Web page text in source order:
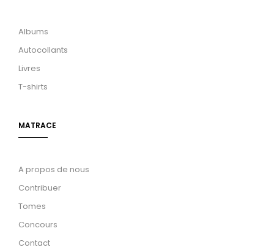
Albums
Autocollants
Livres
T-shirts
MATRACE
A propos de nous
Contribuer
Tomes
Concours
Contact